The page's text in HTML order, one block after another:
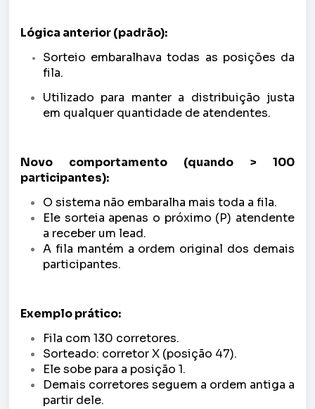
Lógica anterior (padrão):
Sorteio embaralhava todas as posições da
fila.
Utilizado para manter a distribuição justa
em qualquer quantidade de atendentes.
Novo comportamento (quando > 100
participantes):
O sistema não embaralha mais toda a fila.
Ele sorteia apenas o próximo (P) atendente
a receber um lead.
A fila mantém a ordem original dos demais
participantes.
Exemplo prático:
Fila com 130 corretores.
Sorteado: corretor X (posição 47).
Ele sobe para a posição 1.
Demais corretores seguem a ordem antiga a
partir dele.